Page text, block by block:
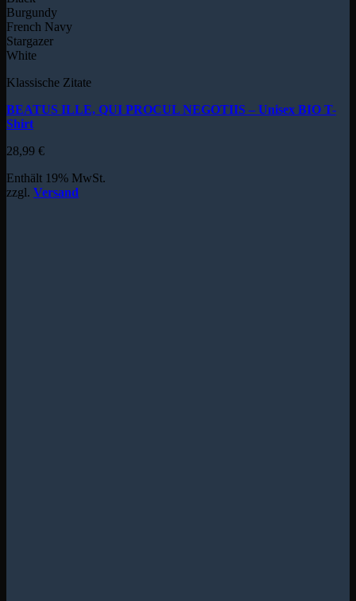
Burgundy
French Navy
Stargazer
White
Klassische Zitate
BEATUS ILLE, QUI PROCUL NEGOTIIS – Unisex BIO T-
Shirt
28,99 €
Enthält 19% MwSt.
zzgl. Versand